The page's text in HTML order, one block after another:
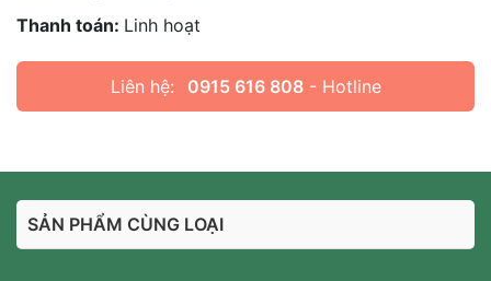
Thanh toán: Linh hoạt
Liên hệ: 0915 616 808- Hotline
SẢN PHẨM CÙNG LOẠI